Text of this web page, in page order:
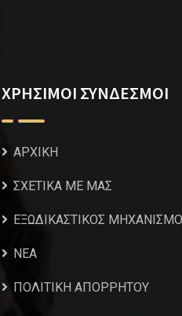
ΧΡΗΣΙΜΟΙ ΣΥΝΔΕΣΜΟΙ
ΑΡΧΙΚΗ
ΣΧΕΤΙΚΑ ΜΕ ΜΑΣ
ΕΞΩΔΙΚΑΣΤΙΚΟΣ
NEA
ΠΟΛΙΤΙΚΗ ΑΠΟΡΡΗΤΟΥ